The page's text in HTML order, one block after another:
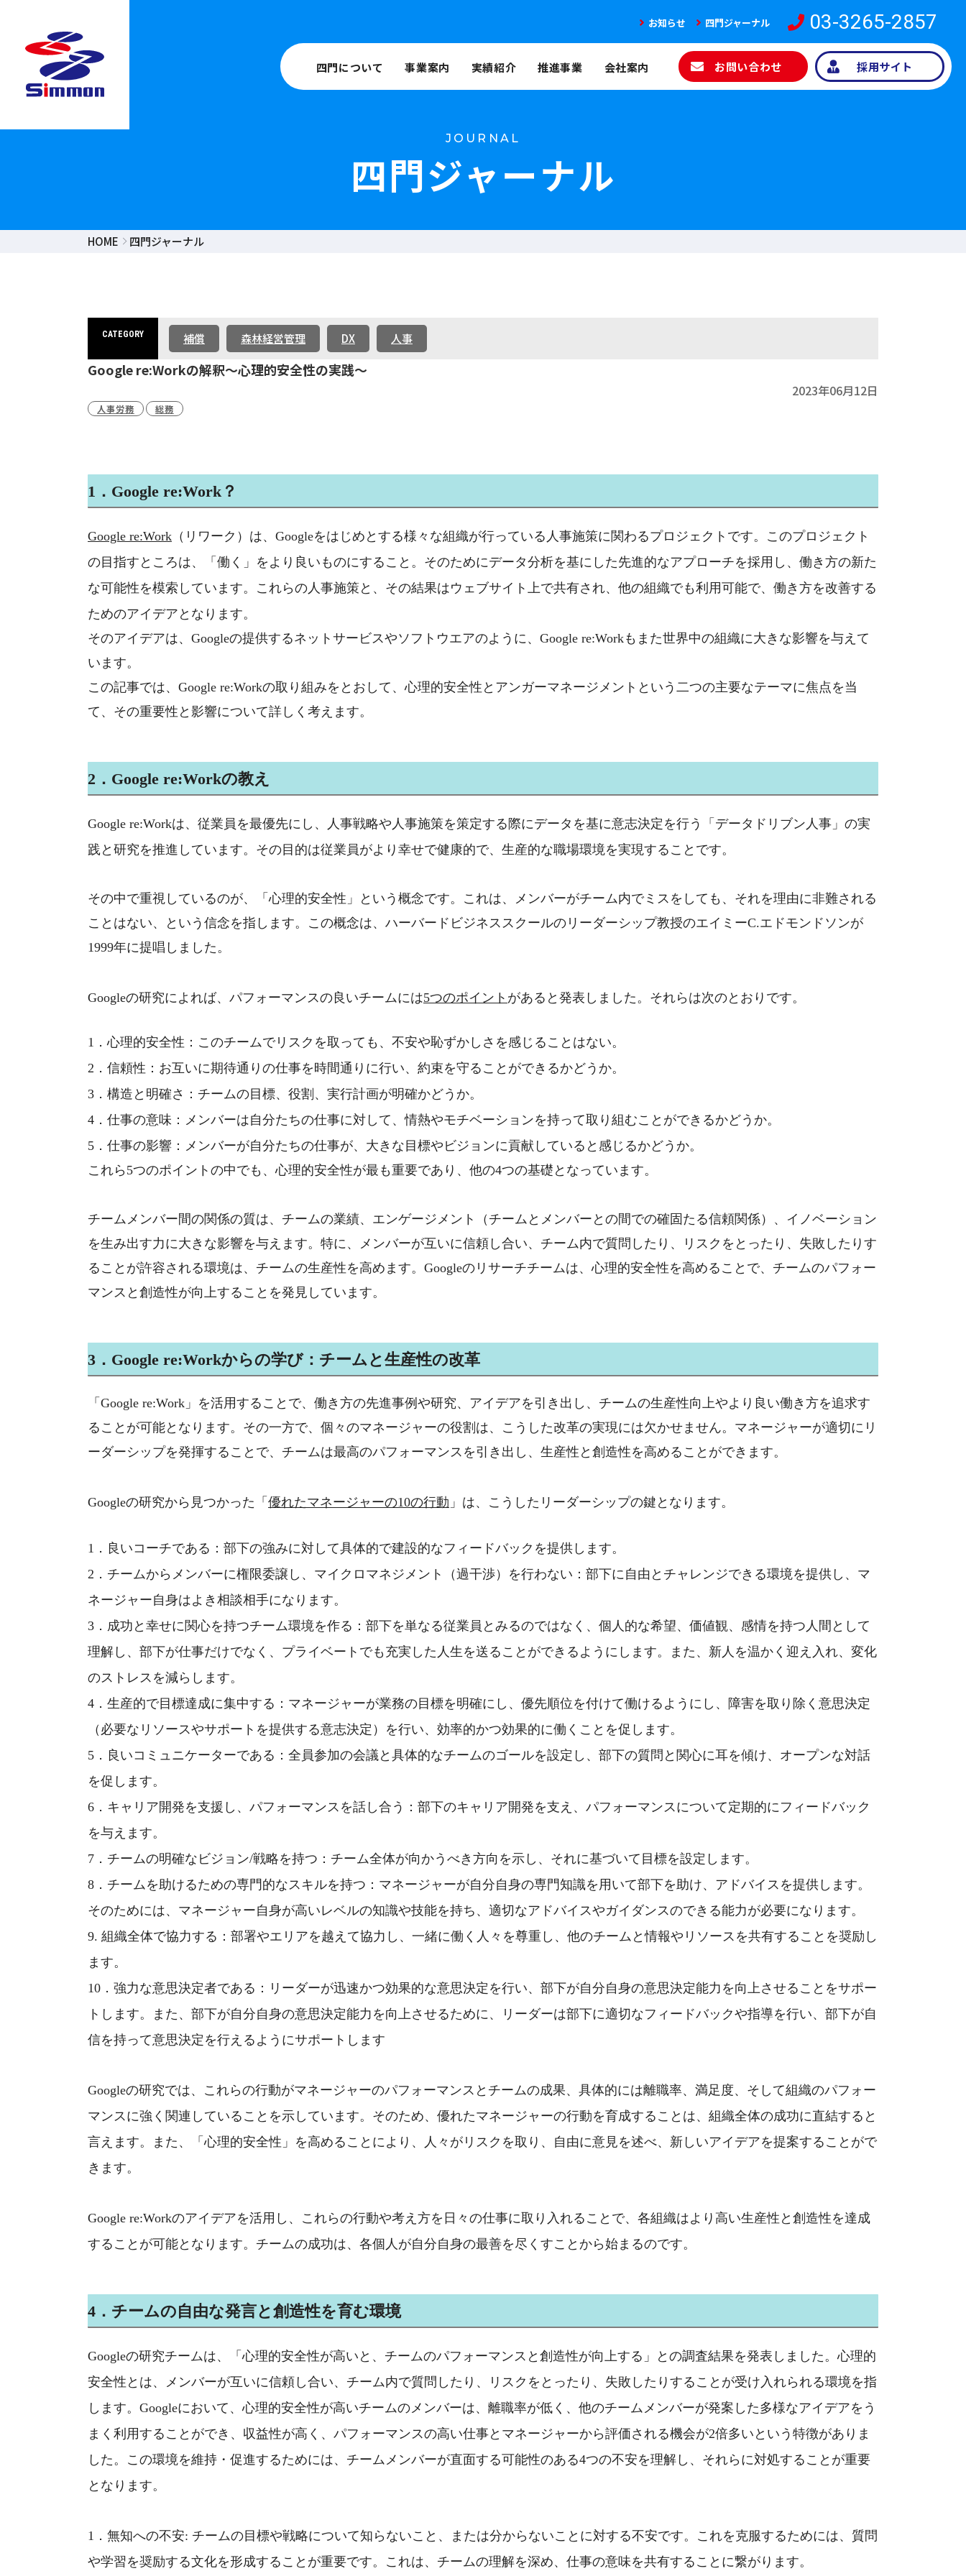
お知らせ 四門ジャーナル 03-3265-2857
四門について 事業案内 実績紹介 推進事業 会社案内 お問い合わせ 採用サイト
JOURNAL
四門ジャーナル
HOME 四門ジャーナル
CATEGORY 補償 森林経営管理 DX 人事
Google re:Workの解釈～心理的安全性の実践～
2023年06月12日
人事労務 総務
1 ． Google re:Work？
Google re:Work （リワーク）は、 Googleをはじめとする様々な組織が行っている人事施策に関わるプロジェクトです。このプロジェクト
の目指すところは、「働く」をより良いものにすること。そのためにデータ分析を基にした先進的なアプローチを採用し、働き方の新た
な可能性を模索しています。これらの人事施策と、その結果はウェブサイト上で共有され、他の組織でも利用可能で、働き方を改善する
ためのアイデアとなります。
そのアイデアは、 Googleの提供するネットサービスやソフトウエアのように、 Google re:Workもまた世界中の組織に大きな影響を与えて
います。
この記事では、 Google re:Workの取り組みをとおして、心理的安全性とアンガーマネージメントという二つの主要なテーマに焦点を当
て、その重要性と影響について詳しく考えます。
2 ． Google re:Workの教え
Google re:Workは、従業員を最優先にし、人事戦略や人事施策を策定する際にデータを基に意志決定を行う「データドリブン人事」の実
践と研究を推進しています。その目的は従業員がより幸せで健康的で、生産的な職場環境を実現することです。
その中で重視しているのが、「心理的安全性」という概念です。これは、メンバーがチーム内でミスをしても、それを理由に非難される
ことはない、という信念を指します。この概念は、ハーバードビジネススクールのリーダーシップ教授のエイミーC.エドモンドソンが
1999年に提唱しました。
Googleの研究によれば、パフォーマンスの良いチームには5つのポイント があると発表しました。それらは次のとおりです。
1．心理的安全性：このチームでリスクを取っても、不安や恥ずかしさを感じることはない。
2 ．信頼性：お互いに期待通りの仕事を時間通りに行い、約束を守ることができるかどうか。
3 ．構造と明確さ：チームの目標、役割、実行計画が明確かどうか。
4 ．仕事の意味：メンバーは自分たちの仕事に対して、情熱やモチベーションを持って取り組むことができるかどうか。
5 ．仕事の影響：メンバーが自分たちの仕事が、大きな目標やビジョンに貢献していると感じるかどうか。
これら 5つのポイントの中でも、心理的安全性が最も重要であり、他の4つの基礎となっています。
チームメンバー間の関係の質は、チームの業績、エンゲージメント（チームとメンバーとの間での確固たる信頼関係）、イノベーション
を生み出す力に大きな影響を与えます。特に、メンバーが互いに信頼し合い、チーム内で質問したり、リスクをとったり、失敗したりす
ることが許容される環境は、チームの生産性を高めます。 Googleのリサーチチームは、心理的安全性を高めることで、チームのパフォー
マンスと創造性が向上することを発見しています。
3 ． Google re:Workからの学び：チームと生産性の改革
「 Google re:Work 」を活用することで、働き方の先進事例や研究、アイデアを引き出し、チームの生産性向上やより良い働き方を追求す
ることが可能となります。その一方で、個々のマネージャーの役割は、こうした改革の実現には欠かせません。マネージャーが適切にリ
ーダーシップを発揮することで、チームは最高のパフォーマンスを引き出し、生産性と創造性を高めることができます。
Googleの研究から見つかった「 優れたマネージャーの10の行動 」は、こうしたリーダーシップの鍵となります。
1 ．良いコーチである：部下の強みに対して具体的で建設的なフィードバックを提供します。
2 ．チームからメンバーに権限委譲し、マイクロマネジメント（過干渉）を行わない：部下に自由とチャレンジできる環境を提供し、マ
ネージャー自身はよき相談相手になります。
3 ．成功と幸せに関心を持つチーム環境を作る：部下を単なる従業員とみるのではなく、個人的な希望、価値観、感情を持つ人間として
理解し、部下が仕事だけでなく、プライベートでも充実した人生を送ることができるようにします。また、新人を温かく迎え入れ、変化
のストレスを減らします。
4 ．生産的で目標達成に集中する：マネージャーが業務の目標を明確にし、優先順位を付けて働けるようにし、障害を取り除く意思決定
（必要なリソースやサポートを提供する意志決定）を行い、効率的かつ効果的に働くことを促します。
5 ．良いコミュニケーターである：全員参加の会議と具体的なチームのゴールを設定し、部下の質問と関心に耳を傾け、オープンな対話
を促します。
6 ．キャリア開発を支援し、パフォーマンスを話し合う：部下のキャリア開発を支え、パフォーマンスについて定期的にフィードバック
を与えます。
7 ．チームの明確なビジョン/戦略を持つ：チーム全体が向かうべき方向を示し、それに基づいて目標を設定します。
8 ．チームを助けるための専門的なスキルを持つ：マネージャーが自分自身の専門知識を用いて部下を助け、アドバイスを提供します。
そのためには、マネージャー自身が高いレベルの知識や技能を持ち、適切なアドバイスやガイダンスのできる能力が必要になります。
9. 組織全体で協力する：部署やエリアを越えて協力し、一緒に働く人々を尊重し、他のチームと情報やリソースを共有することを奨励し
ます。
10 ．強力な意思決定者である：リーダーが迅速かつ効果的な意思決定を行い、部下が自分自身の意思決定能力を向上させることをサポー
トします。また、部下が自分自身の意思決定能力を向上させるために、リーダーは部下に適切なフィードバックや指導を行い、部下が自
信を持って意思決定を行えるようにサポートします
Googleの研究では、これらの行動がマネージャーのパフォーマンスとチームの成果、具体的には離職率、満足度、そして組織のパフォー
マンスに強く関連していることを示しています。そのため、優れたマネージャーの行動を育成することは、組織全体の成功に直結すると
言えます。また、「心理的安全性」を高めることにより、人々がリスクを取り、自由に意見を述べ、新しいアイデアを提案することがで
きます。
Google re:Workのアイデアを活用し、これらの行動や考え方を日々の仕事に取り入れることで、各組織はより高い生産性と創造性を達成
することが可能となります。チームの成功は、各個人が自分自身の最善を尽くすことから始まるのです。
4 ．チームの自由な発言と創造性を育む環境
Googleの研究チームは、「心理的安全性が高いと、チームのパフォーマンスと創造性が向上する」との調査結果を発表しました。心理的
安全性とは、メンバーが互いに信頼し合い、チーム内で質問したり、リスクをとったり、失敗したりすることが受け入れられる環境を指
します。 Googleにおいて、心理的安全性が高いチームのメンバーは、離職率が低く、他のチームメンバーが発案した多様なアイデアをう
まく利用することができ、収益性が高く、パフォーマンスの高い仕事とマネージャーから評価される機会が2倍多いという特徴がありま
した。この環境を維持・促進するためには、チームメンバーが直面する可能性のある4つの不安を理解し、それらに対処することが重要
となります。
1 ．無知への不安: チームの目標や戦略について知らないこと、または分からないことに対する不安です。これを克服するためには、質問
や学習を奨励する文化を形成することが重要です。これは、チームの理解を深め、仕事の意味を共有することに繋がります。